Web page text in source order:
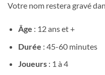
initial
était :
27.00€.
Votre nom restera gravé
Âge : 12 ans et +
Durée : 45-60 minutes
Joueurs: 1 à 4